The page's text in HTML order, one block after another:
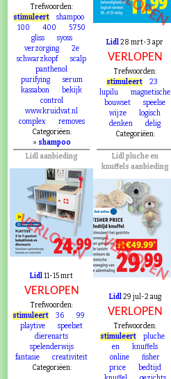
Trefwoorden:
stimuleert
shampoo
100
400
5750
gliss
syoss
verzorging
2e
schwarzkopf
scalp
panthenol
purifying
serum
kassabon
bekijk
control
www.kruidvat.nl
complex
removes
Categoriëen:
» shampoo
Lidl28 mrt-3 apr
VERLOPEN
Trefwoorden:
stimuleert
23
lupilu
magnetische
bouwset
speelse
wijze
logisch
denken
delig
Categoriëen:
Lidl aanbieding
VERLOPEN
Lidl11-15 mrt
VERLOPEN
Trefwoorden:
stimuleert
36
99
playtive
speelset
dierenarts
spelenderwijs
fantasie
creativiteit
Categoriëen:
Lidl pluche en
knuffels aanbieding
VERLOPEN
Lidl29 jul-2 aug
VERLOPEN
Trefwoorden:
stimuleert
pluche
en
knuffels
online
fisher
price
bedtijd